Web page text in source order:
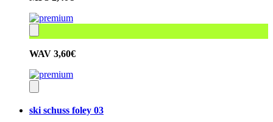
WAV 3,60€
ski schuss foley 03